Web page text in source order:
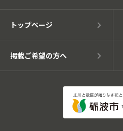
トップページ
掲載ご希望の方へ